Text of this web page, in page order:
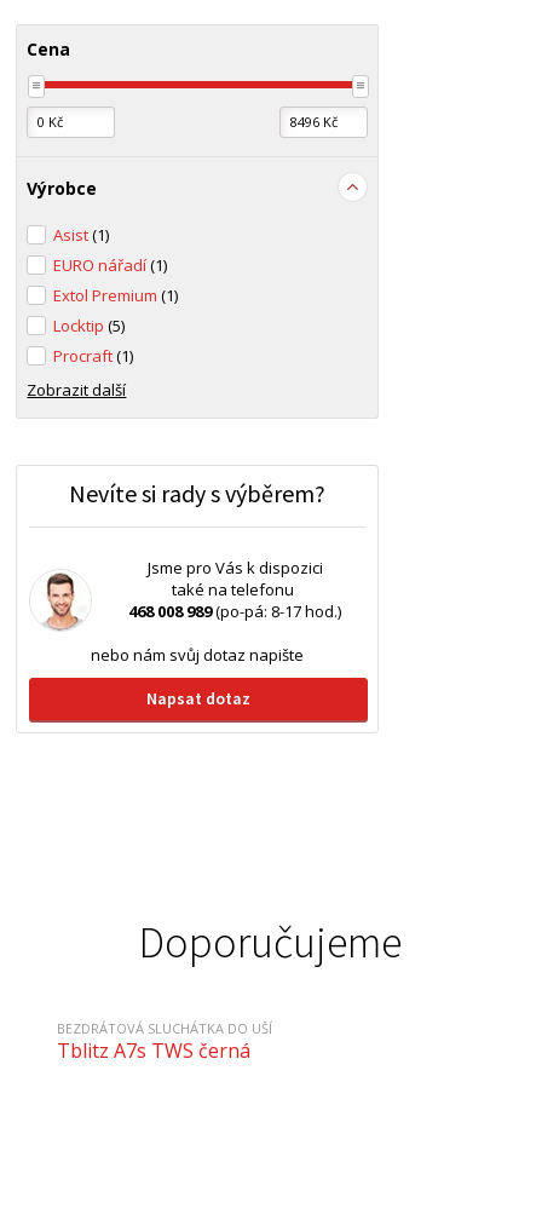
Cena
Výrobce
Asist(1)
EURO nářadí(1)
Extol Premium(1)
Locktip(5)
Procraft(1)
Zobrazit další
Nevíte si rady s výběrem?
Jsme pro Vás k dispozici
také na telefonu
468 008 989(po-pá: 8-17 hod.)
nebo nám svůj dotaz napište
Napsat dotaz
Doporučujeme
BEZDRÁTOVÁ SLUCHÁTKA DO UŠÍ
Tblitz A7s TWS černá